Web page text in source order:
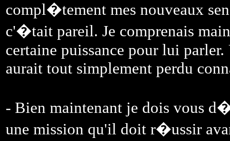
compl�tement mes nouveaux
c'�tait pareil. Je comprenais
certaine puissance pour lui
aurait tout simplement perdu
- Bien maintenant je dois vous
une mission qu'il doit r�ussir